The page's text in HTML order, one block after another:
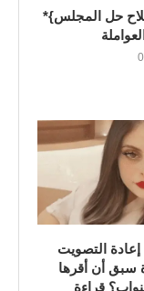
حل المجلس}*
التصويت
سبق أن أقرها
قراءة